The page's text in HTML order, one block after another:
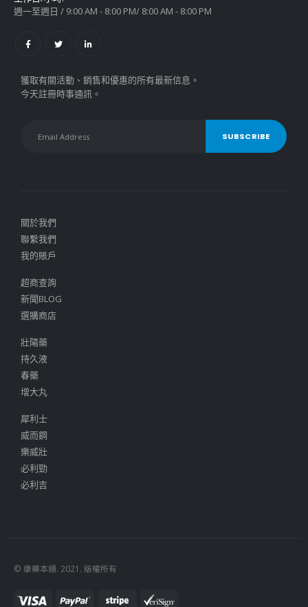
週一至週日 / 9:00 AM - 8:00 PM/ 8:00 AM - 8:00 PM
獲取有關活動、銷售和優惠的所有最新信息。
今天註冊時事通訊。
關於我們
聯繫我們
我的賬戶
超商查詢
新聞BLOG
選購商店
壯陽藥
持久液
春藥
增大丸
犀利士
威而鋼
樂威壯
必利勁
必利吉
© 康藥本鋪. 2021. 版權所有